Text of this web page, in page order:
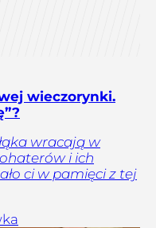
wieczorynki.
wracają w
i ich
ci w pamięci z tej